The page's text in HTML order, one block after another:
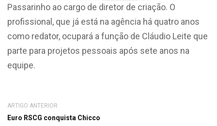
Passarinho ao cargo de diretor de criação. O
profissional, que já está na agência há quatro anos
como redator, ocupará a função de Cláudio Leite que
parte para projetos pessoais após sete anos na
equipe.
ARTIGO ANTERIOR
Euro RSCG conquista Chicco